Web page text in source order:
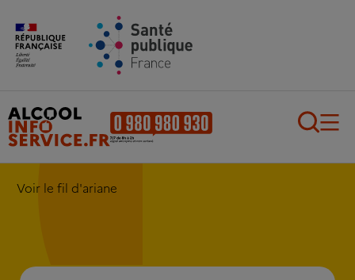
Aller au contenu principal
Voir le fil d'ariane